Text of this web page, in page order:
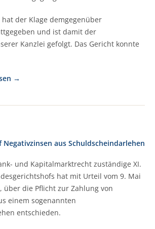
hat der Klage demgegenüber
und ist damit der
Kanzlei gefolgt. Das Gericht konnte
Negativzinsen aus Schuldscheindarlehen
und Kapitalmarktrecht zuständige XI.
hat mit Urteil vom 9. Mai
über die Pflicht zur Zahlung von
einem sogenannten
entschieden.